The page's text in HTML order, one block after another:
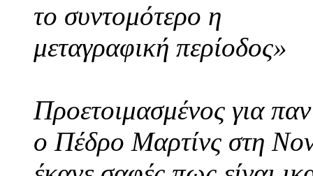
Προετοιμασμένος για
ο Πέδρο Μαρτίνς στη